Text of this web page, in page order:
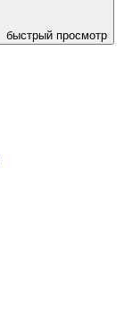
быстрый просмотр